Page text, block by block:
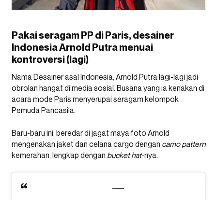
Pakai seragam PP di Paris, desainer
Indonesia Arnold Putra menuai
kontroversi (lagi)
Nama Desainer asal Indonesia, Arnold Putra lagi-lagi jadi
obrolan hangat di media sosial. Busana yang ia kenakan di
acara mode Paris menyerupai seragam kelompok
Pemuda Pancasila.
Baru-baru ini, beredar di jagat maya foto Arnold
mengenakan jaket dan celana cargo dengan camo pattern
kemerahan, lengkap dengan bucket hat-nya.